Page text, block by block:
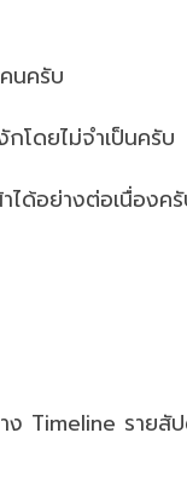
นครับ
โดยไม่จำเป็นครับ
ได้อย่างต่อเนื่องค
Timeline รายสั